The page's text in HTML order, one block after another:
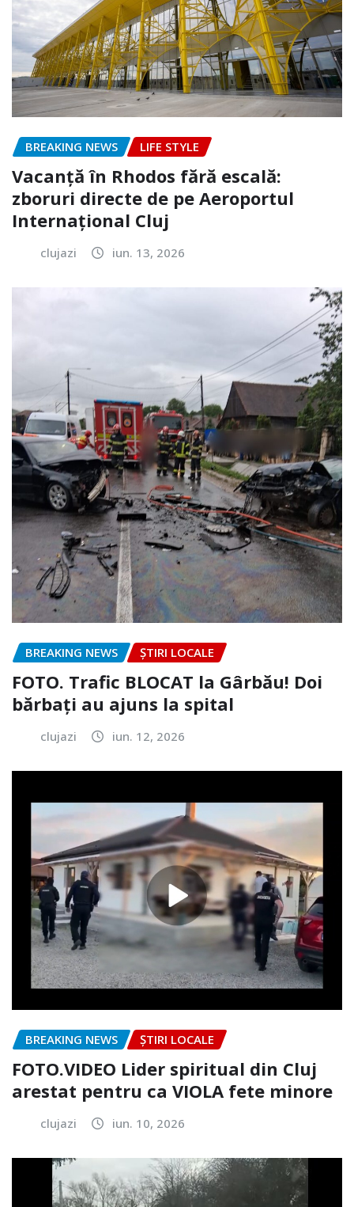
BREAKING NEWS LIFE STYLE
Vacanță în Rhodos fără escală:
zboruri directe de pe Aeroportul
Internațional Cluj
clujazi iun. 13, 2026
BREAKING NEWS ȘTIRI LOCALE
FOTO. Trafic BLOCAT la Gârbău! Doi
bărbați au ajuns la spital
clujazi iun. 12, 2026
BREAKING NEWS ȘTIRI LOCALE
FOTO.VIDEO Lider spiritual din Cluj
arestat pentru ca VIOLA fete minore
clujazi iun. 10, 2026